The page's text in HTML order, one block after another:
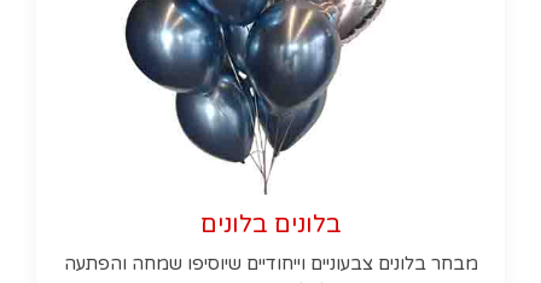
בלונים בלונים
מבחר בלונים צבעוניים וייחודיים שיוסיפו שמחה והפתעה